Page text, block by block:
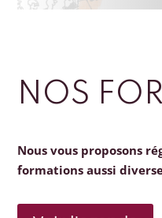
NOS
Nous vous proposons
formations aussi